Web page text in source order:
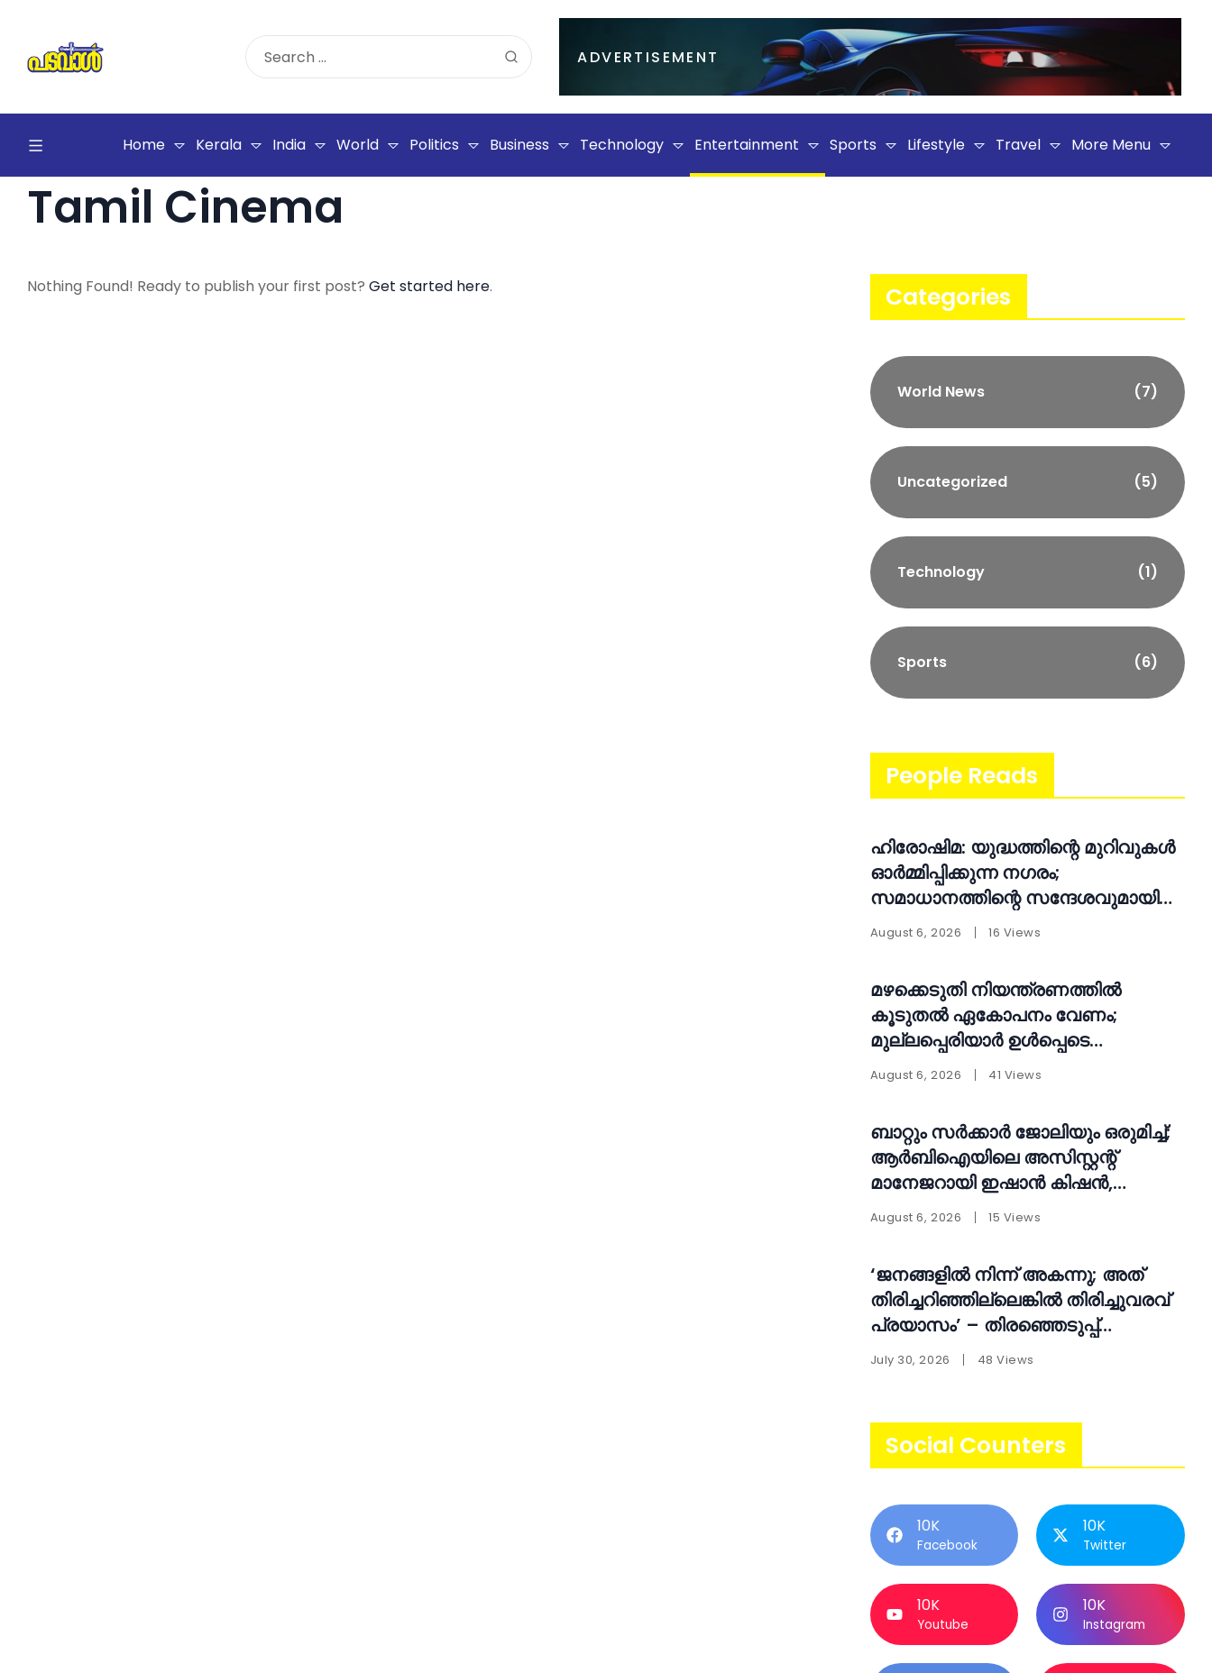
ADVERTISEMENT
Home Kerala India World Politics Business Technology Entertainment Sports Lifestyle Travel More Menu
Tamil Cinema
Nothing Found! Ready to publish your first post? Get started here. Categories
World News (7)
Uncategorized (5)
Technology (1)
Sports (6)
People Reads
ഹിരോഷിമ: യുദ്ധത്തിന്റെ മുറിവുകൾ
ഓർമ്മിപ്പിക്കുന്ന നഗരം;
സമാധാനത്തിന്റെ സന്ദേശവുമായി
ലോകത്തെ ചിന്തിപ്പിക്കുന്ന സ്മാരകം
August 6, 2026 16 Views
മഴക്കെടുതി നിയന്ത്രണത്തിൽ
കൂടുതൽ ഏകോപനം വേണം;
മുല്ലപ്പെരിയാർ ഉൾപ്പെടെ
ഡാമുകളുടെ പ്രവർത്തനം
August 6, 2026 41 Views
ബാറ്റും സർക്കാർ ജോലിയും ഒരുമിച്ച്;
ആർബിഐയിലെ അസിസ്റ്റന്റ്
മാനേജറായി ഇഷാൻ കിഷൻ,
വൈറലായി ചിത്രങ്ങൾ
August 6, 2026 15 Views
‘ജനങ്ങളിൽ നിന്ന് അകന്നു; അത്
തിരിച്ചറിഞ്ഞില്ലെങ്കിൽ തിരിച്ചുവരവ്
പ്രയാസം’ – തിരഞ്ഞെടുപ്പ്
തോൽവിക്ക് പിന്നാലെ
July 30, 2026 48 Views
Social Counters
10K
Facebook
10K
Twitter
10K
Youtube
10K
Instagram